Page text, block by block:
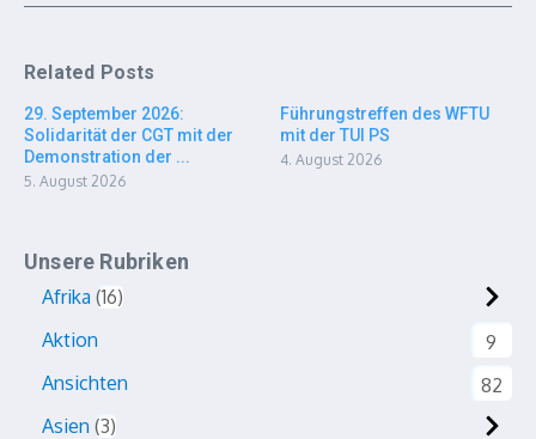
Related Posts
29. September 2026:
Solidarität der CGT mit der
Demonstration der ...
5. August 2026
Führungstreffen des WFTU
mit der TUI PS
4. August 2026
Unsere Rubriken
Afrika 16
Aktion
9
Ansichten
82
Asien 3